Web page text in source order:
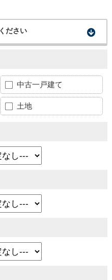
ださい
中古一戸建て
土地